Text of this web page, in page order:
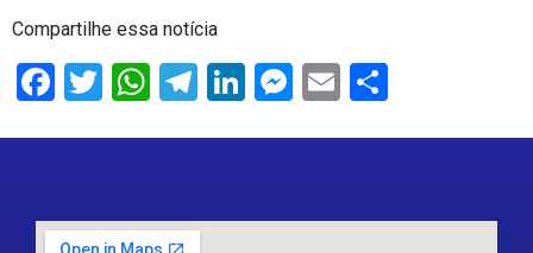
Compartilhe essa notícia
Facebook
Twitter
WhatsApp
Telegram
LinkedIn
Messenger
Email